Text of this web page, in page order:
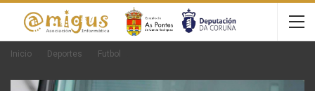
Inicio Deportes Futbol